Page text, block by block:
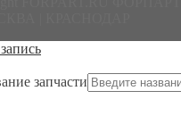
запчасти